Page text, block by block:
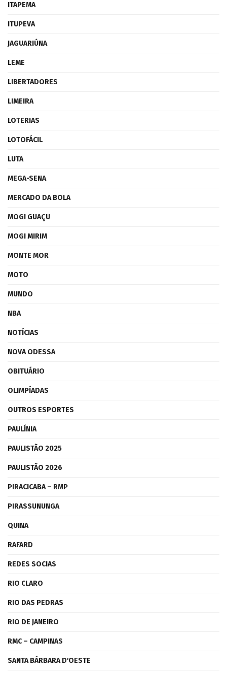
ITAPEMA
ITUPEVA
JAGUARIÚNA
LEME
LIBERTADORES
LIMEIRA
LOTERIAS
LOTOFÁCIL
LUTA
MEGA-SENA
MERCADO DA BOLA
MOGI GUAÇU
MOGI MIRIM
MONTE MOR
MOTO
MUNDO
NBA
NOTÍCIAS
NOVA ODESSA
OBITUÁRIO
OLIMPÍADAS
OUTROS ESPORTES
PAULÍNIA
PAULISTÃO 2025
PAULISTÃO 2026
PIRACICABA – RMP
PIRASSUNUNGA
QUINA
RAFARD
REDES SOCIAS
RIO CLARO
RIO DAS PEDRAS
RIO DE JANEIRO
RMC – CAMPINAS
SANTA BÁRBARA D'OESTE